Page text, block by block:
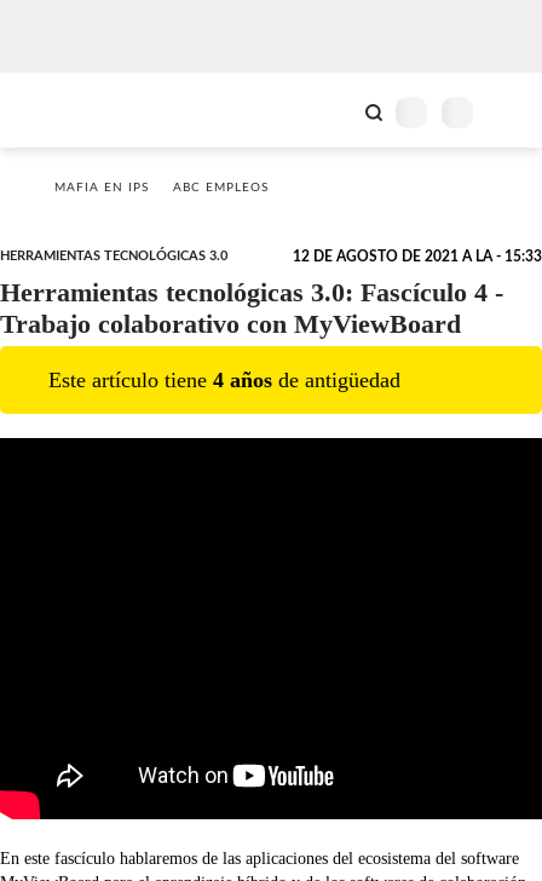
MAFIA EN IPS ABC EMPLEOS
HERRAMIENTAS TECNOLÓGICAS 3.0 12 DE AGOSTO DE 2021 A LA - 15:33
Herramientas tecnológicas 3.0: Fascículo 4 -
Trabajo colaborativo con MyViewBoard
Este artículo tiene 4 años de antigüedad
En este fascículo hablaremos de las aplicaciones del ecosistema del software